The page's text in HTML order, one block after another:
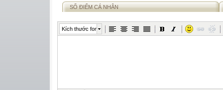
SỔ ĐIỂM CÁ NHÂN
Kích thước font